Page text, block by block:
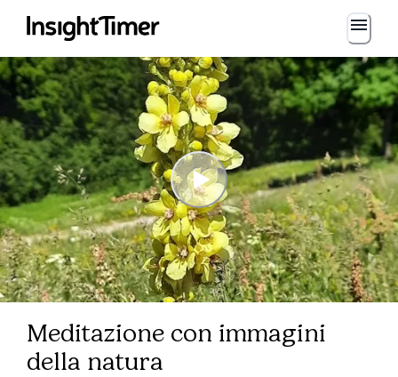
Meditazione con immagini
della natura